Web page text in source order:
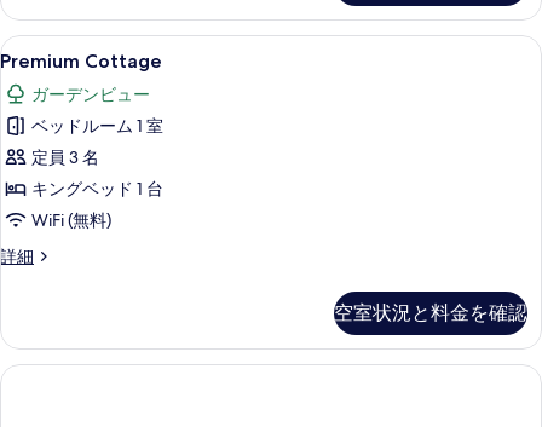
を
表
示
す
る
の
詳
細
Premium
Cottage
の
す
べ
て
の
写
表
示
高級寝具、セーフティボックス (室
5
Premium Cottage
ガーデンビュー
ベッドルーム 1 室
定員 3 名
キングベッド 1 台
WiFi (無料)
詳細
Premium
細
空室状況と料金を確認